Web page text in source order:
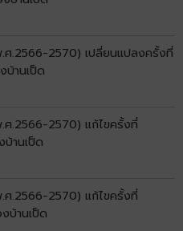
.2566-2570) เปลี่ยนแปลงครั้งที่
บ้านเป็ด
.2566-2570) แก้ไขครั้งที่
บ้านเป็ด
.2566-2570) แก้ไขครั้งที่
บ้านเป็ด